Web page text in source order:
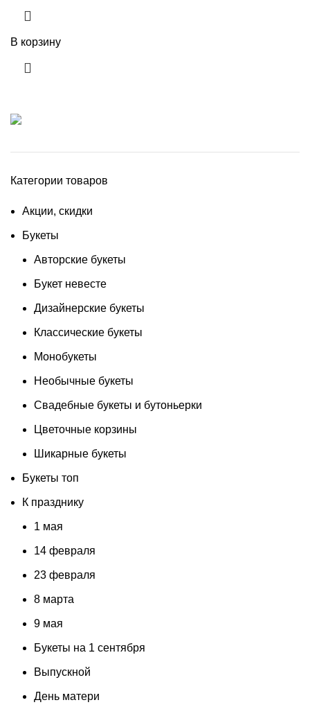
Категории товаров
Акции, скидки
Букеты
Авторские букеты
Букет невесте
Дизайнерские букеты
Классические букеты
Монобукеты
Необычные букеты
Свадебные букеты и бутоньерки
Цветочные корзины
Шикарные букеты
Букеты топ
К празднику
1 мая
14 февраля
23 февраля
8 марта
9 мая
Букеты на 1 сентября
Выпускной
День матери
В корзину